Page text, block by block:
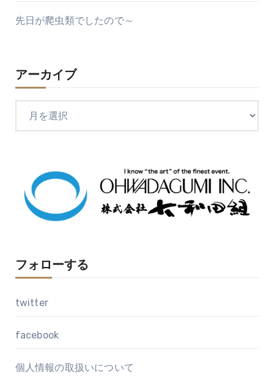
先日が爬虫類でしたので～
アーカイブ
フォローする
twitter
facebook
個人情報の取扱いについて